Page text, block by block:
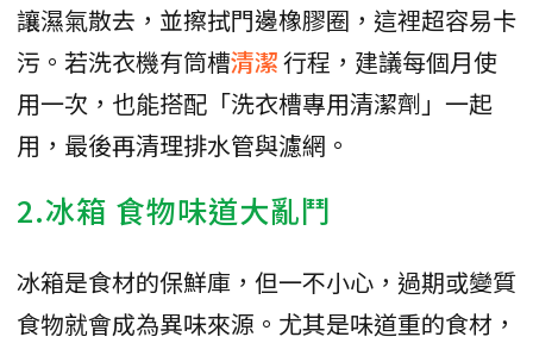
讓濕氣散去，並擦拭門邊橡膠圈，這裡超容易卡
污。若洗衣機有筒槽清潔行程，建議每個月使
用一次，也能搭配「洗衣槽專用清潔劑」一起
用，最後再清理排水管與濾網。
2.冰箱 食物味道大亂鬥
冰箱是食材的保鮮庫，但一不小心，過期或變質
食物就會成為異味來源。尤其是味道重的食材，